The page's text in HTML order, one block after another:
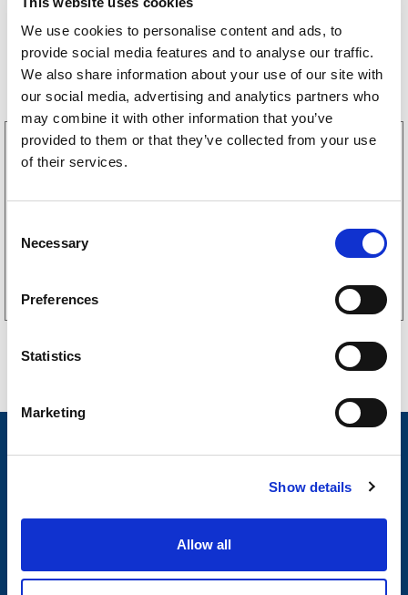
We use cookies to personalise content and ads, to
provide social media features and to analyse our traffic.
We also share information about your use of our site with
our social media, advertising and analytics partners who
may combine it with other information that you’ve
provided to them or that they’ve collected from your use
of their services.
Necessary
Preferences
Statistics
Marketing
Show details
Allow all
Storsäljare
3160052
LGF Skylt Självhäftande
Släpvagnsservice
Frågor & Svar